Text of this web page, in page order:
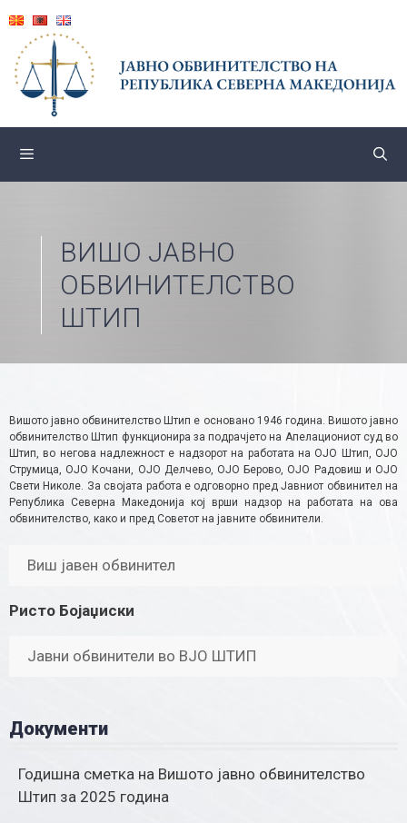
content
ВИШО ЈАВНО
ОБВИНИТЕЛСТВО
ШТИП
Вишото јавно обвинителство Штип е основано 1946 година. Вишото јавно
обвинителство Штип функционира за подрачјето на Апелациониот суд во
Штип, во негова надлежност е надзорот на работата на ОЈО Штип, ОЈО
Струмица, ОЈО Кочани, ОЈО Делчево, ОЈО Берово, ОЈО Радовиш и ОЈО
Свети Николе. За својата работа е одговорно пред Јавниот обвинител на
Република Северна Македонија кој врши надзор на работата на ова
обвинителство, како и пред Советот на јавните обвинители.
Виш јавен обвинител
Ристо Бојаџиски
Јавни обвинители во ВЈО ШТИП
Документи
Годишна сметка на Вишото јавно обвинителство
Штип за 2025 година